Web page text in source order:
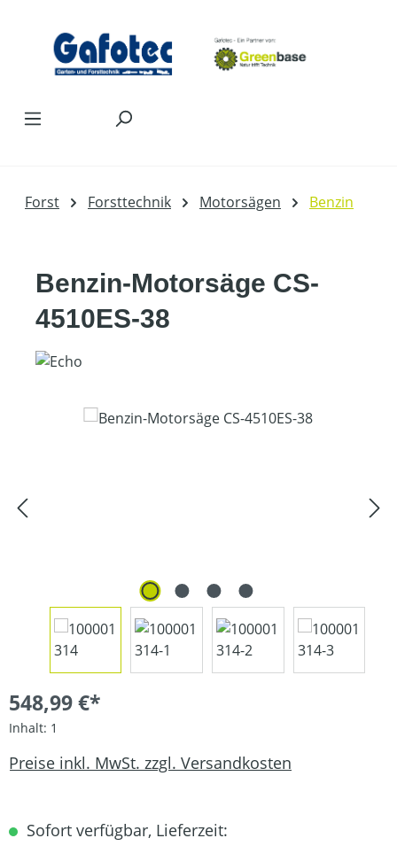
Forst Forsttechnik Motorsägen Benzin
Benzin-Motorsäge CS-
4510ES-38
Bildergalerie überspringen
548,99 €*
Inhalt: 1
Preise inkl. MwSt. zzgl. Versandkosten
Sofort verfügbar, Lieferzeit: